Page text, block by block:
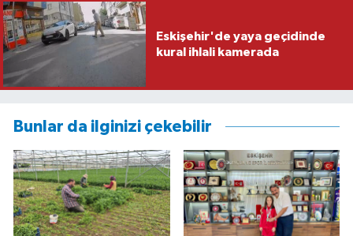
Eskişehir'de yaya geçidinde
kural ihlali kamerada
Bunlar da ilginizi çekebilir